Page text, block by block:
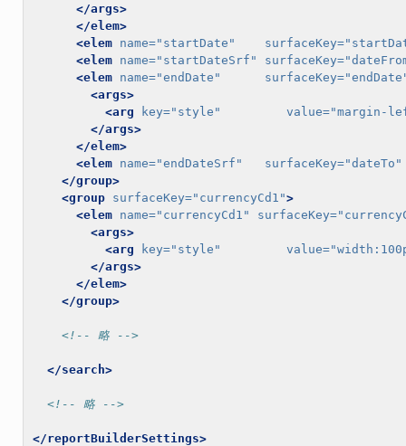
</args>
</elem>
<elem name="startDate" surfaceKey=
<elem name="startDateSrf" surfaceKey=
<elem name="endDate" surfaceKey=
<args>
<arg
key="style" value="margin-
</args>
</elem>
<elem name="endDateSrf" surfaceKey="dateTo"
</group>
<group surfaceKey="currencyCd1">
<elem name="currencyCd1" surfaceKey=
<args>
<arg
key="style" value=
</args>
</elem>
</group>
<!-- 略 -->
</search>
<!-- 略 -->
</reportBuilderSettings>